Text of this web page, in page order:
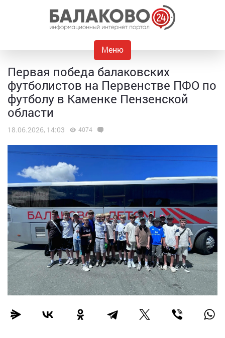
Меню
Первая победа балаковских
футболистов на Первенстве ПФО по
футболу в Каменке Пензенской
области
18.06.2026, 14:03 4074